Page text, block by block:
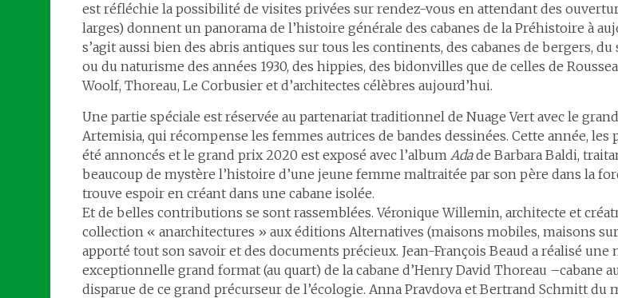
est réfléchie la possibilité de visites privées sur rendez-vous en attendant des
larges) donnent un panorama de l’histoire générale des cabanes de la Préhistoire à
s’agit aussi bien des abris antiques sur tous les continents, des cabanes de bergers, du
ou du naturisme des années 1930, des hippies, des bidonvilles que de celles de
Woolf, Thoreau, Le Corbusier et d’architectes célèbres aujourd’hui.
Une partie spéciale est réservée au partenariat traditionnel de Nuage Vert avec le
Artemisia, qui récompense les femmes autrices de bandes dessinées. Cette année, les
été annoncés et le grand prix 2020 est exposé avec l’album Adade Barbara Baldi,
beaucoup de mystère l’histoire d’une jeune femme maltraitée par son père dans la
trouve espoir en créant dans une cabane isolée.
Et de belles contributions se sont rassemblées. Véronique Willemin, architecte et
collection « anarchitectures » aux éditions Alternatives (maisons mobiles, maisons sur
apporté tout son savoir et des documents précieux. Jean-François Beaud a réalisé une
exceptionnelle grand format (au quart) de la cabane d’Henry David Thoreau –cabane
disparue de ce grand précurseur de l’écologie. Anna Pravdova et Bertrand Schmitt du